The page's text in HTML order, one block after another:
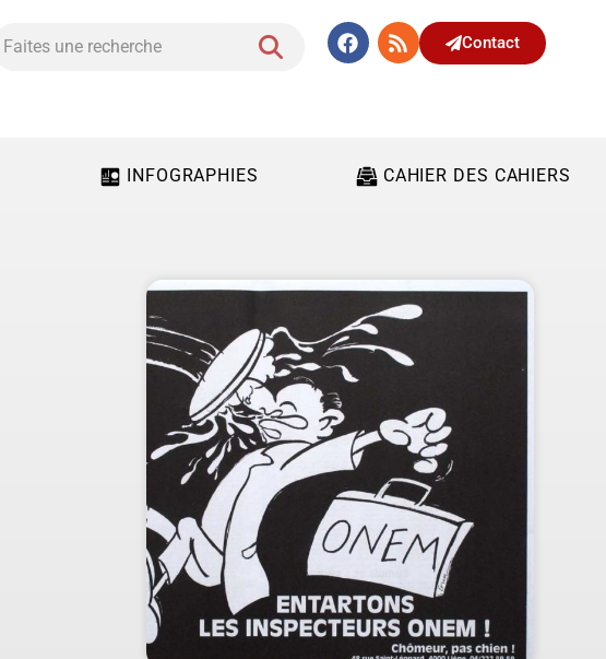
Contact
INFOGRAPHIES CAHIER DES CAHIERS